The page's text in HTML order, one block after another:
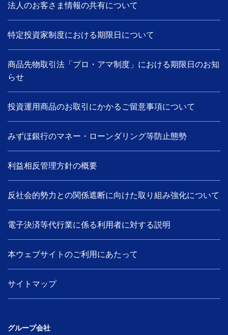
法人のお客さま情報の共有について
特定投資家制度における期限日について
商品先物取引法「プロ・アマ制度」における期限日のお知
らせ
投資運用商品のお取引にかかるご留意事項について
みずほ銀行のマネー・ローンダリング等防止態勢
利益相反管理方針の概要
反社会的勢力との関係遮断に向けた取り組み強化について
電子決済等代行業に係る利用者に対する説明
本ウェブサイトのご利用にあたって
サイトマップ
グループ会社